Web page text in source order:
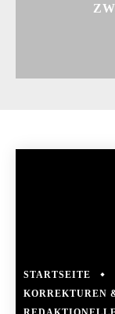
STARTSEITE
KORREKTUREN